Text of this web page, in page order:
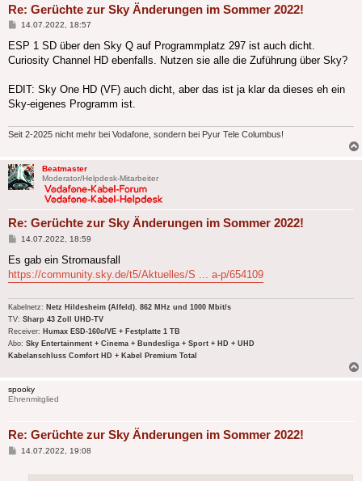
Re: Gerüchte zur Sky Änderungen im Sommer 2022!
Beitrag
14.07.2022, 18:57
ESP 1 SD über den Sky Q auf Programmplatz 297 ist auch dicht.
Curiosity Channel HD ebenfalls. Nutzen sie alle die Zuführung über Sky?
EDIT: Sky One HD (VF) auch dicht, aber das ist ja klar da dieses eh ein
Sky-eigenes Programm ist.
Seit 2-2025 nicht mehr bei Vodafone, sondern bei Pyur Tele Columbus!
Beatmaster
Moderator/Helpdesk-Mitarbeiter
Re: Gerüchte zur Sky Änderungen im Sommer 2022!
Beitrag
14.07.2022, 18:59
Es gab ein Stromausfall
https://community.sky.de/t5/Aktuelles/S ... a-p/654109
Kabelnetz: Netz Hildesheim (Alfeld). 862 MHz und 1000 Mbit/s
TV: Sharp 43 Zoll UHD-TV
Receiver: Humax ESD-160c/VE + Festplatte 1 TB
Abo: Sky Entertainment + Cinema + Bundesliga + Sport + HD + UHD
Kabelanschluss Comfort HD + Kabel Premium Total
spooky
Ehrenmitglied
Re: Gerüchte zur Sky Änderungen im Sommer 2022!
Beitrag
14.07.2022, 19:08